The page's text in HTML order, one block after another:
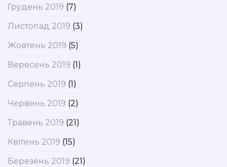
Грудень 2019 (7)
Листопад 2019 (3)
Жовтень 2019 (5)
Вересень 2019 (1)
Серпень 2019 (1)
Червень 2019 (2)
Травень 2019 (21)
Квітень 2019 (15)
Березень 2019 (21)